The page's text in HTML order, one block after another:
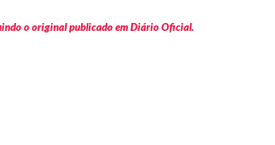
o original publicado em Diário Oficial.